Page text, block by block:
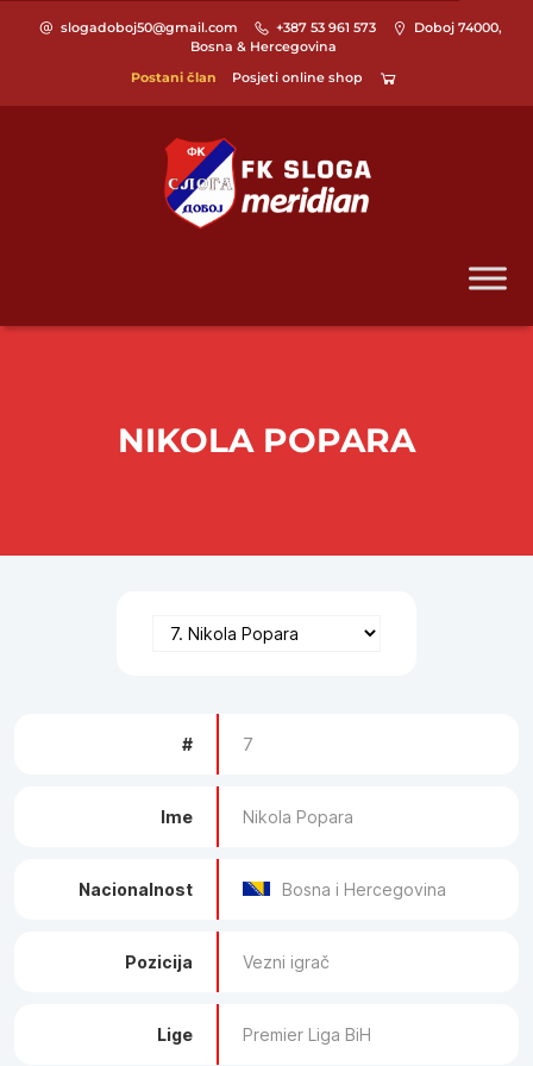
slogadoboj50@gmail.com +387 53 961 573
Doboj 74000,
Bosna & Hercegovina
Postani član
Posjeti online shop
NIKOLA POPARA
# 7
Ime Nikola Popara
Nacionalnost Bosna i Hercegovina
Pozicija Vezni igrač
Lige Premier Liga BiH